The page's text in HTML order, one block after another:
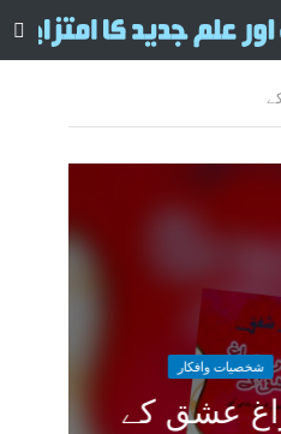
شخصیات وافکار
عشق کے